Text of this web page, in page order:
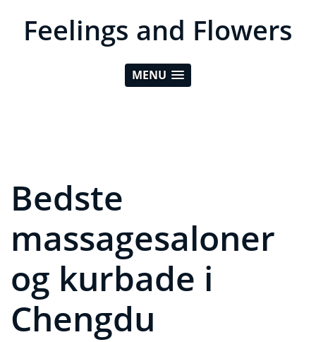
Feelings and Flowers
MENU
Bedste
massagesaloner
og kurbade i
Chengdu